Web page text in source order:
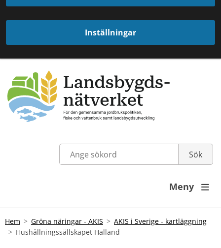
Inställningar
Meny 
Hem Gröna näringar - AKIS
AKIS i Sverige - kartläggning
Hushållningssällskapet Halland